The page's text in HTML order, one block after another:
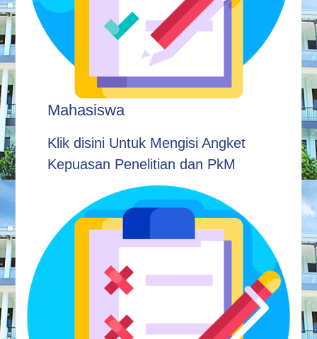
Mahasiswa
Klik disini Untuk Mengisi Angket
Kepuasan Penelitian dan PkM